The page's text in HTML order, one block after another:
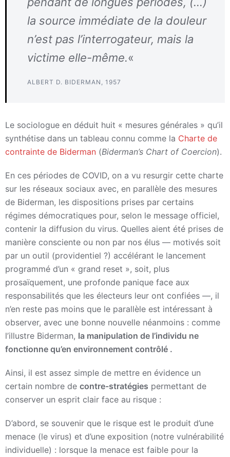
la source immédiate de la douleur
n’est pas l’interrogateur, mais la
victime elle-même.«
ALBERT D. BIDERMAN, 1957
Le sociologue en déduit huit « mesures générales » qu’il
synthétise dans un tableau connu comme la Charte de
contrainte de Biderman (Biderman’s Chart of Coercion).
En ces périodes de COVID, on a vu resurgir cette charte
sur les réseaux sociaux avec, en parallèle des mesures
de Biderman, les dispositions prises par certains
régimes démocratiques pour, selon le message officiel,
contenir la diffusion du virus. Quelles aient été prises de
manière consciente ou non par nos élus — motivés soit
par un outil (providentiel ?) accélérant le lancement
programmé d’un « grand reset », soit, plus
prosaïquement, une profonde panique face aux
responsabilités que les électeurs leur ont confiées —, il
n’en reste pas moins que le parallèle est intéressant à
observer, avec une bonne nouvelle néanmoins : comme
l’illustre Biderman, la manipulation de l’individu ne
fonctionne qu’en environnement contrôlé .
Ainsi, il est assez simple de mettre en évidence un
certain nombre de contre-stratégies permettant de
conserver un esprit clair face au risque :
D’abord, se souvenir que le risque est le produit d’une
menace (le virus) et d’une exposition (notre vulnérabilité
individuelle) : lorsque la menace est faible pour la